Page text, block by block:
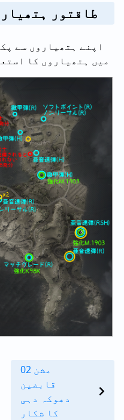
طاقتور
اپنے ہتھیاروں سے
میں ہتھیاروں کا
مشن 02
قابضین
دھوکہ دہی
کا شکار